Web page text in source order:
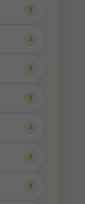
3
3
3
3
3
3
3